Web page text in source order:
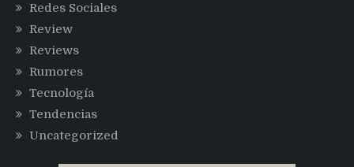
Redes Sociales
Review
Reviews
Rumores
Tecnología
Tendencias
Uncategorized